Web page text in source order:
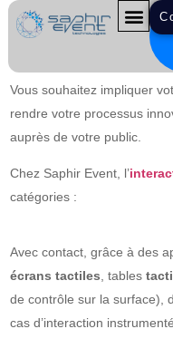
Vous souhaitez impliquer
rendre votre processus
auprès de votre public.
Chez Saphir Event, l’
catégories :
Avec contact, grâce à des
écrans tactiles , tables
de contrôle sur la surface),
cas d’interaction